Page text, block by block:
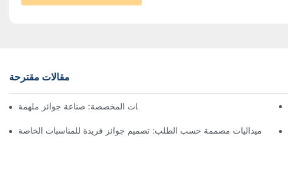
مقالات مقترحة
فن صنع الميداليات المخصصة: صناعة جوائز ملهمة
ميداليات مصممة حسب الطلب: تصميم جوائز فريدة للمناسبات الخاصة